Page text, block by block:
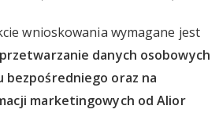
wnioskowania wymagane jest
danych osobowych
bezpośredniego oraz na
marketingowych od Alior